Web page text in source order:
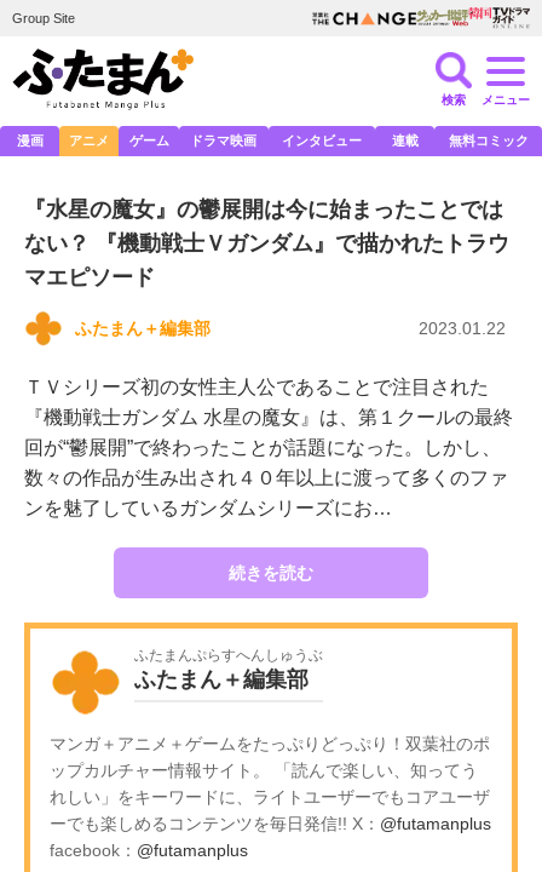
Group Site
検索 メニュー
漫画 アニメ ゲーム ドラマ映画 インタビュー 連載 無料コミック
『水星の魔女』の鬱展開は今に始まったことでは
ない？ 『機動戦士Ｖガンダム』で描かれたトラウ
マエピソード
ふたまん＋編集部 2023.01.22
ＴＶシリーズ初の女性主人公であることで注目された
『機動戦士ガンダム 水星の魔女』は、第１クールの最終
回が“鬱展開”で終わったことが話題になった。しかし、
数々の作品が生み出され４０年以上に渡って多くのファ
ンを魅了しているガンダムシリーズにお…
続きを読む
ふたまんぷらすへんしゅうぶ
ふたまん＋編集部
マンガ＋アニメ＋ゲームをたっぷりどっぷり！双葉社のポ
ップカルチャー情報サイト。 「読んで楽しい、知ってう
れしい」をキーワードに、ライトユーザーでもコアユーザ
ーでも楽しめるコンテンツを毎日発信!! X： @futamanplus
facebook： @futamanplus